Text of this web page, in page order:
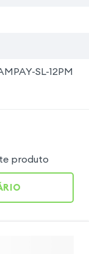
SL-12PM
produto